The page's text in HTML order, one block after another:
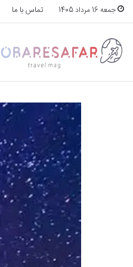
جمعه 16 مرداد 1405 تماس با ما